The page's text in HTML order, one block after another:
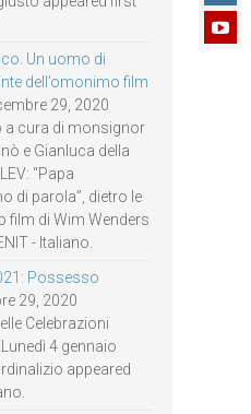
Un uomo di
dell’omonimo film
29, 2020
cura di monsignor
e Gianluca della
“Papa
di parola”, dietro le
film di Wim Wenders
- Italiano.
Possesso
29, 2020
Celebrazioni
4 gennaio
appeared